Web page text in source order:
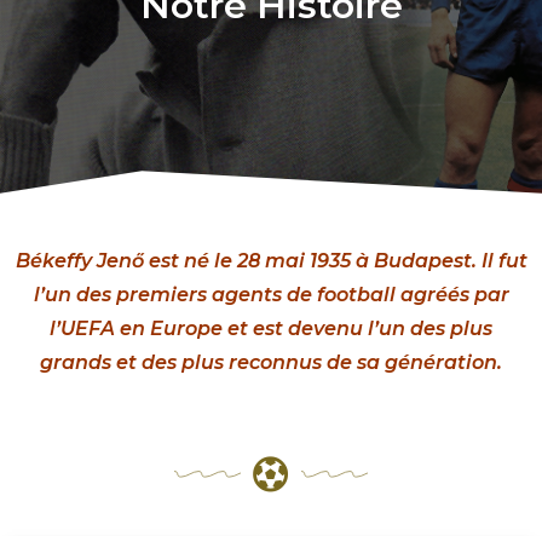
Békeffy Jenő est né le 28 mai 1935 à Budapest. Il fut
l’un des premiers agents de football agréés par
l’UEFA en Europe et est devenu l’un des plus
grands et des plus reconnus de sa génération.